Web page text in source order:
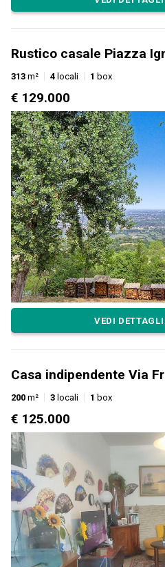
Rustico casale Piazza
313 m² 4 locali 1 box
€ 129.000
VEDI
Casa indipendente Via
200 m² 3 locali 1 box
€ 125.000